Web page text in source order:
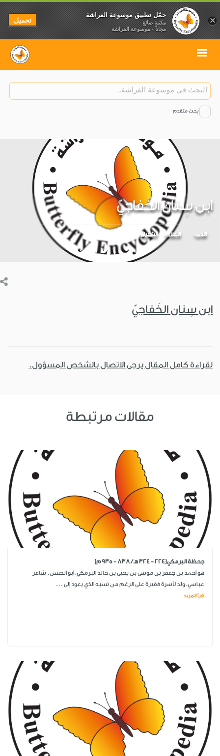
بحث متقدم
ابن سِنان الخَفاجيّ
الأدب الأعلام الشعراء
ابن سِنان الخَفاجيّ
لقراءة كامل المقال يرجى الاتصال بالشخص المسؤول.
مقالات مرتبطة
جحظة البرمكي(224 - 324 هـ / 838 - 935 م)
هو أحمد بن جعفر بن موسى بن يحيى بن خالد البرمكي، أبو الحسن. شاعر
عباسي، ولد لأسرة فقيرة على الرغم من نسبه الذي يعود إلى ...
اقرأ المزيد
×
حمّل تطبيق موسوعة الفراشة
مكتبة صائغ
مجاناً - موسوعة الفراشة
تحميل